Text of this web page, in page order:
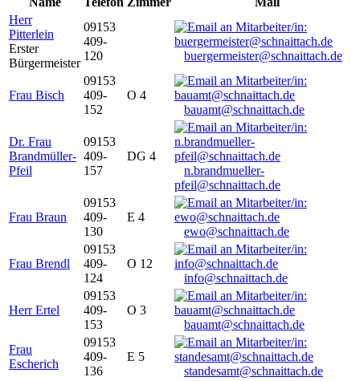
Herr
Pitterlein
Erster
Bürgermeister
09153
409-
120
buergermeister@schnaittach.de
Frau Bisch
09153
409-
152
O 4
bauamt@schnaittach.de
Dr. Frau
Brandmüller-
Pfeil
09153
409-
157
DG 4
n.brandmueller-
pfeil@schnaittach.de
Frau Braun
09153
409-
130
E 4
ewo@schnaittach.de
Frau Brendl
09153
409-
124
O 12
info@schnaittach.de
Herr Ertel
09153
409-
153
O 3
bauamt@schnaittach.de
Frau
Escherich
09153
409-
136
E 5
standesamt@schnaittach.de